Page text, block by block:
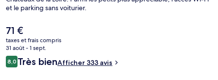
Aire
du
Val
de
Cher
Restaurant
et le parking sans voiturier.
Le
prix
actuel
est
de
71 €
taxes et frais compris
31 août - 1 sept.
Avis
voyageurs
8,08,0 sur 10
Très bienAfficher 333 avis